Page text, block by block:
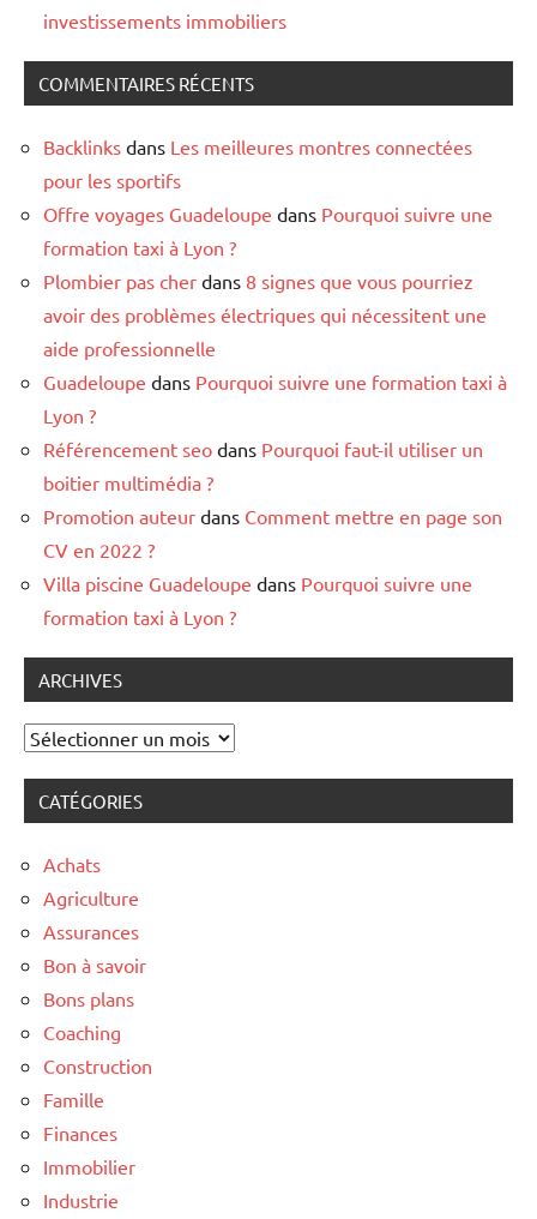
investissements immobiliers
COMMENTAIRES RÉCENTS
Backlinks dans Les meilleures montres connectées
pour les sportifs
Offre voyages Guadeloupe dans Pourquoi suivre une
formation taxi à Lyon ?
Plombier pas cher dans 8 signes que vous pourriez
avoir des problèmes électriques qui nécessitent une
aide professionnelle
Guadeloupe dans Pourquoi suivre une formation taxi à
Lyon ?
Référencement seo dans Pourquoi faut-il utiliser un
boitier multimédia ?
Promotion auteur dans Comment mettre en page son
CV en 2022 ?
Villa piscine Guadeloupe dans Pourquoi suivre une
formation taxi à Lyon ?
ARCHIVES
Archives
CATÉGORIES
Achats
Agriculture
Assurances
Bon à savoir
Bons plans
Coaching
Construction
Famille
Finances
Immobilier
Industrie